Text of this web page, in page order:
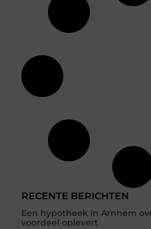
RECENTE BERICHTEN
Een hypotheek in Arnhem
voordeel oplevert